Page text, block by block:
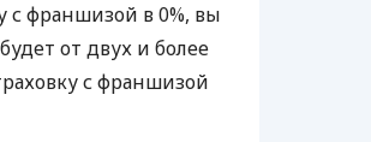
с франшизой в 0%, вы
от двух и более
с франшизой